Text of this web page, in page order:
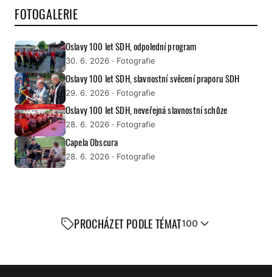
FOTOGALERIE
Oslavy 100 let SDH, odpolední program
30. 6. 2026 · Fotografie
Oslavy 100 let SDH, slavnostní svěcení praporu SDH
29. 6. 2026 · Fotografie
Oslavy 100 let SDH, neveřejná slavnostní schůze
28. 6. 2026 · Fotografie
Capela Obscura
28. 6. 2026 · Fotografie
PROCHÁZET PODLE TÉMAT100